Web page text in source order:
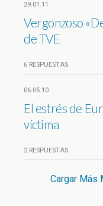
29.01.11
Vergonzoso
de TVE
6 RESPUESTAS
06.05.10
El estrés de
víctima
2 RESPUESTAS
Cargar Más